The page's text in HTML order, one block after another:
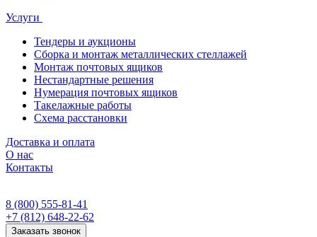
Услуги
Тендеры и аукционы
Сборка и монтаж металлических стеллажей
Монтаж почтовых ящиков
Нестандартные решения
Нумерация почтовых ящиков
Такелажные работы
Схема расстановки
Доставка и оплата
О нас
Контакты
8 (800) 555-81-41
+7 (812) 648-22-62
Заказать звонок